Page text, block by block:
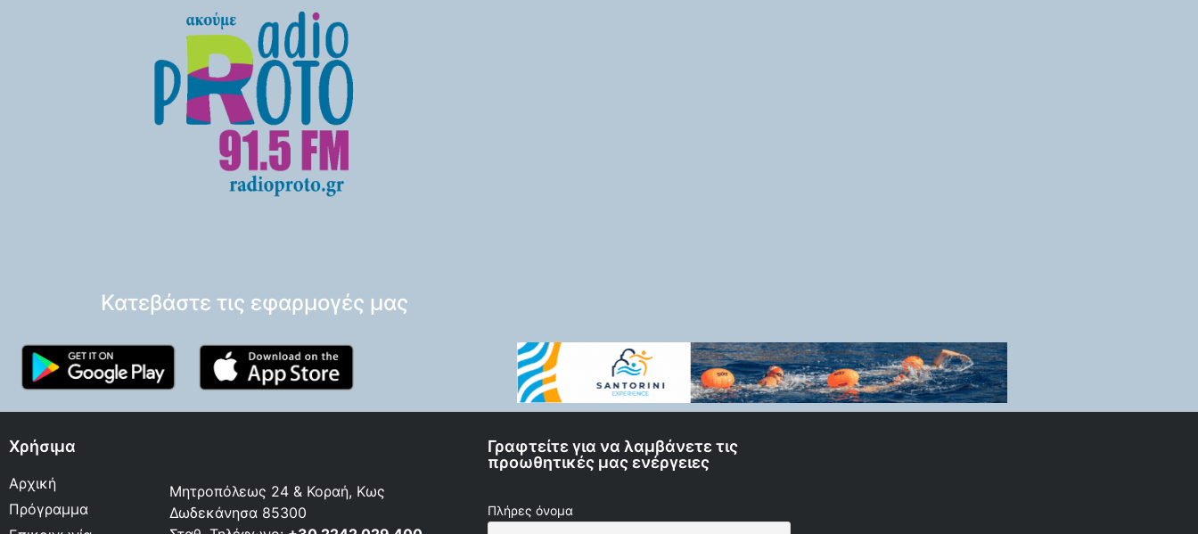
Κατεβάστε τις εφαρμογές μας
Χρήσιμα
Αρχική
Πρόγραμμα
Μητροπόλεως 24 & Κοραή, Κως
Δωδεκάνησα 85300
Γραφτείτε για να λαμβάνετε τις
προωθητικές μας ενέργειες
Πλήρες όνομα